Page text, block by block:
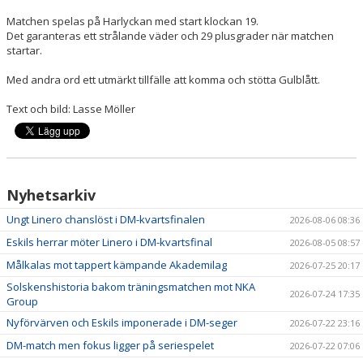
Matchen spelas på Harlyckan med startklockan 19.
Det garanteras ett strålande väder och 29 plusgrader när matchen
startar.
Med andra ord ett utmärkt tillfälle att komma och stötta Gulblått.
Text och bild: Lasse Möller
Nyhetsarkiv
Ungt Linero chanslöst i DM-kvartsfinalen 2026-08-06 08:36
Eskils herrar möter Linero i DM-kvartsfinal 2026-08-05 08:57
Målkalas mot tappert kämpande Akademilag 2026-07-25 20:17
Solskenshistoria bakom träningsmatchen mot NKA
Group
2026-07-24 17:35
Nyförvärven och Eskils imponerade i DM-seger 2026-07-22 23:16
DM-match men fokus ligger på seriespelet 2026-07-22 07:06